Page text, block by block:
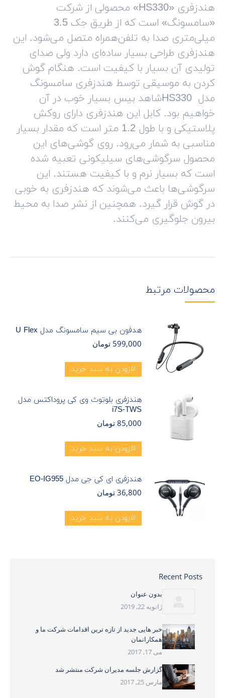
هندزفری «HS330» محصولی از شرکت
«سامسونگ» است که از طریق جک 3.5
میلی‌متری صدا به تلفن‌همراه متصل می‌شود. این
هندزفری طراحی بسیار ساده‌ای دارد ولی صدای
تولیدی آن بسیار با کیفیت است. هنگام گوش
کردن به موسیقی توسط هندزفری سامسونگ
مدل HS330شاهد بیس بسیار خوب در آن
خواهیم بود. کابل این هندزفری دارای روکش
پلاستیکی و با طول 1.2 متر است که مقدار بسیار
مناسبی به شمار می‌رود. روی گوشی‌های این
محصول سرگوشی‌های سیلیکونی تعبیه شده
است که بسیار نرم و با کیفیت هستند. این
سرگوشی‌ها باعث می‌شوند که هندزفری به خوبی
در گوش قرار گیرد. همچنین از نشر صدا به محیط
بیرون جلوگیری می‌کنند.
محصولات مرتبط
هدفون بی سیم سامسونگ مدل U Flex
599,000 تومان
افزودن به سبد خرید
هندزفری بلوتوث وی کی پروداکتس مدل
i7S-TWS
85,000 تومان
افزودن به سبد خرید
هندزفری ای کی جی مدل EO-IG955
36,800 تومان
افزودن به سبد خرید
Recent Posts
بدون عنوان
ژانویه 22, 2019
خبر هایی جدید از تازه ترین اقدامات شرکت ما و
همکارانمان
می 17, 2017
گزارش جلسه مدیران شرکت منتشر شد
مارس 25, 2017